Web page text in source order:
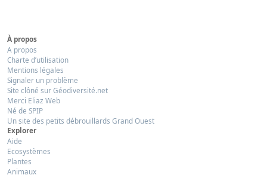
À propos
A propos
Charte d’utilisation
Mentions légales
Signaler un problème
Site clôné sur Géodiversité.net
Merci Eliaz Web
Né de SPIP
Un site des petits débrouillards Grand Ouest
Explorer
Aide
Ecosystèmes
Plantes
Animaux